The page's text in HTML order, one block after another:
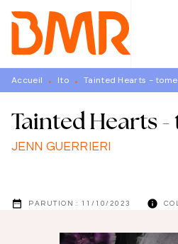
MENU RECHERCHE
PIED DE PAGE
Accueil • Ito • Tainted Hearts -
Tainted Hearts -
JENN GUERRIERI
date_range PARUTION : 11/10/2023 info